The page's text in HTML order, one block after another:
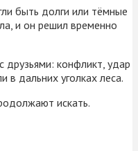
быть долги или тёмные
и он решил временно
друзьями: конфликт, удар
в дальних уголках леса.
искать.